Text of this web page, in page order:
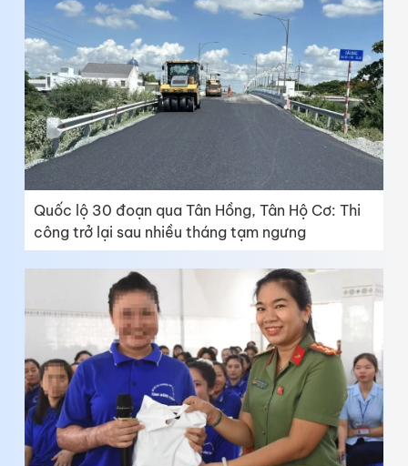
Quốc lộ 30 đoạn qua Tân Hồng, Tân Hộ Cơ: Thi
công trở lại sau nhiều tháng tạm ngưng